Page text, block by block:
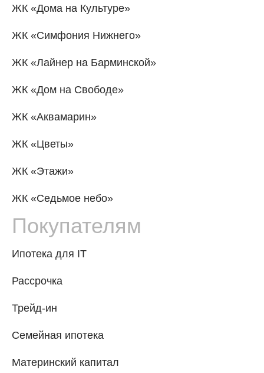
ЖК «Дома на Культуре»
ЖК «Симфония Нижнего»
ЖК «Лайнер на Барминской»
ЖК «Дом на Свободе»
ЖК «Аквамарин»
ЖК «Цветы»
ЖК «Этажи»
ЖК «Седьмое небо»
Покупателям
Ипотека для IT
Рассрочка
Трейд-ин
Семейная ипотека
Материнский капитал